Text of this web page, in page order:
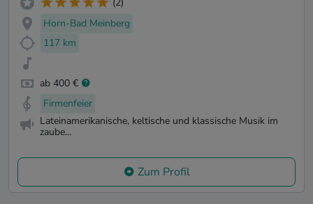
Horn-Bad Meinberg
117 km
ab 400 €
Firmenfeier
Lateinamerikanische, keltische und klassische Musik im
zaube...
Zum Profil